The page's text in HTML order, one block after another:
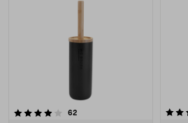
62anmeldelser
4.5 av 5 stjerner